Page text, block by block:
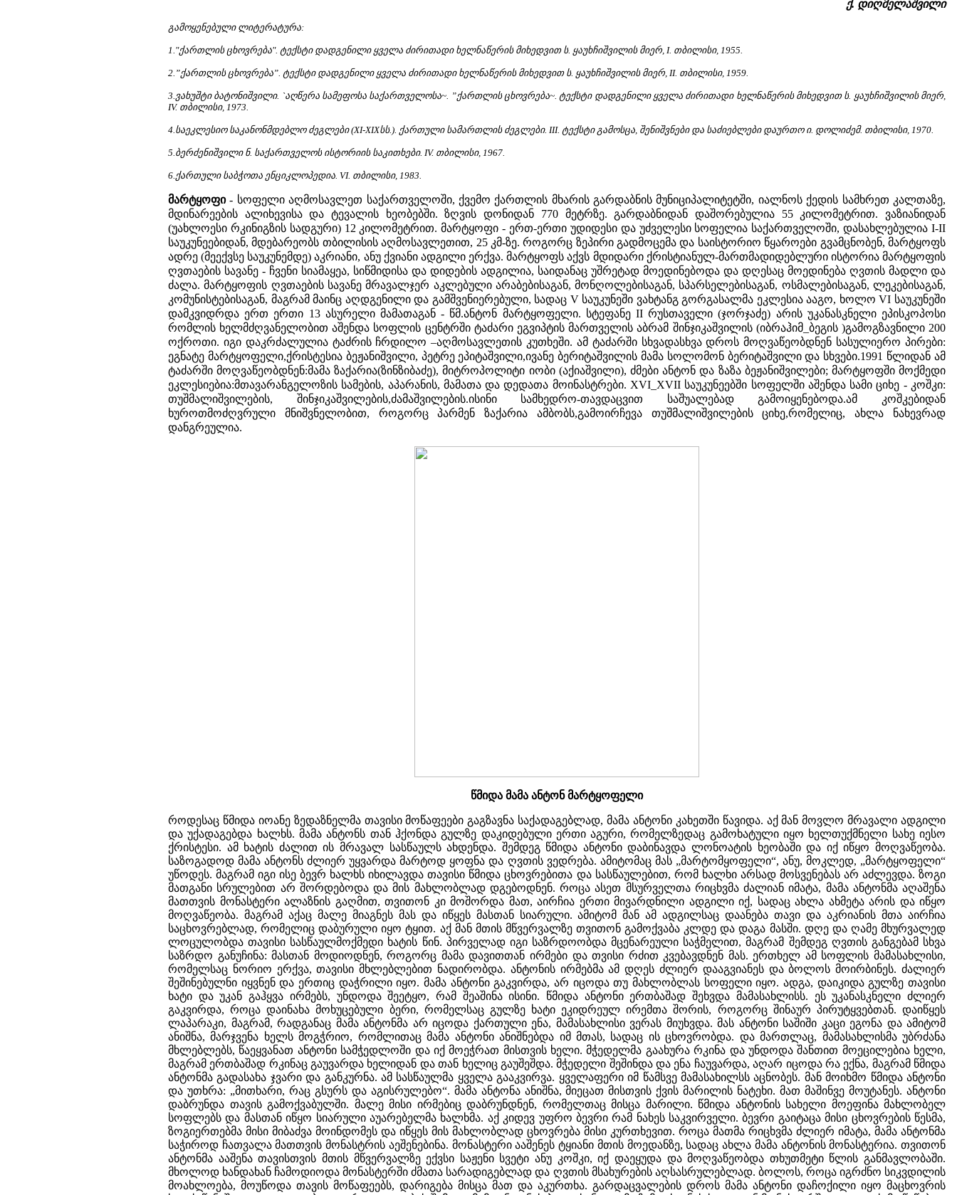
ქ. დიღმელაშვილი
გამოყენებული ლიტერატურა:
1."ქართლის ცხოვრება". ტექსტი დადგენილი ყველა ძირითადი ხელნაწერის მიხედვით ს. ყაუხჩიშვილის მიერ, I. თბილისი, 1955.
2.”ქართლის ცხოვრება”. ტექსტი დადგენილი ყველა ძირითადი ხელნაწერის მიხედვით ს. ყაუხჩიშვილის მიერ, II. თბილისი, 1959.
3.ვახუშტი ბატონიშვილი. `აღწერა სამეფოსა საქართველოსა~. ”ქართლის ცხოვრება~. ტექსტი დადგენილი ყველა ძირითადი ხელნაწერის მიხედვით ს. ყაუხჩიშვილის მიერ,
IV. თბილისი, 1973.
4.საეკლესიო საკანონმდებლო ძეგლები (XI-XIXსს.). ქართული სამართლის ძეგლები. III. ტექსტი გამოსცა, შენიშვნები და საძიებლები დაურთო ი. დოლიძემ. თბილისი, 1970.
5.ბერძენიშვილი ნ. საქართველოს ისტორიის საკითხები. IV. თბილისი, 1967.
6.ქართული საბჭოთა ენციკლოპედია. VI. თბილისი, 1983.
მარტყოფი- სოფელი აღმოსავლეთ საქართველოში, ქვემო ქართლის მხარის გარდაბნის მუნიციპალიტეტში, იალნოს ქედის სამხრეთ კალთაზე,
მდინარეების ალიხევისა და ტევალის ხეობებში. ზღვის დონიდან 770 მეტრზე. გარდაბნიდან დაშორებულია 55 კილომეტრით. ვაზიანიდან
(უახლოესი რკინიგზის სადგური) 12 კილომეტრით. მარტყოფი - ერთ-ერთი უდიდესი და უძველესი სოფელია საქართველოში, დასახლებულია I-II
საუკუნეებიდან, მდებარეობს თბილისის აღმოსავლეთით, 25 კმ-ზე. როგორც ზეპირი გადმოცემა და საისტორიო წყაროები გვამცნობენ, მარტყოფს
ადრე (მეექვსე საუკუნემდე) აკრიანი, ანუ ქვიანი ადგილი ერქვა. მარტყოფს აქვს მდიდარი ქრისტიანულ-მართმადიდებლური ისტორია მარტყოფის
ღვთაების სავანე - ჩვენი სიამაყეა, სიწმიდისა და დიდების ადგილია, საიდანაც უშრეტად მოედინებოდა და დღესაც მოედინება ღვთის მადლი და
ძალა. მარტყოფის ღვთაების სავანე მრავალჯერ აკლებული არაბებისაგან, მონღოლებისაგან, სპარსელებისაგან, ოსმალებისაგან, ლეკებისაგან,
კომუნისტებისაგან, მაგრამ მაინც აღდგენილი და გამშვენიერებული, სადაც V საუკუნეში ვახტანგ გორგასალმა ეკლესია ააგო, ხოლო VI საუკუნეში
დამკვიდრდა ერთ ერთი 13 ასურელი მამათაგან - წმ.ანტონ მარტყოფელი. სტეფანე II რუსთაველი (ჯორჯაძე) არის უკანასკნელი ეპისკოპოსი
რომლის ხელმძღვანელობით აშენდა სოფლის ცენტრში ტაძარი ეგვიპტის მართველის აბრამ შინჯიკაშვილის (იბრაჰიმ_ბეგის )გამოგზავნილი 200
ოქროთი. იგი დაკრძალულია ტაძრის ჩრდილო –აღმოსავლეთის კუთხეში. ამ ტაძარში სხვადასხვა დროს მოღვაწეობდნენ სასულიერო პირები:
ეგნატე მარტყოფელი,ქრისტესია ბეჟანიშვილი, პეტრე ეპიტაშვილი,ივანე ბერიტაშვილის მამა სოლომონ ბერიტაშვილი და სხვები.1991 წლიდან ამ
ტაძარში მოღვაწეობდნენ:მამა ზაქარია(ზინზიბაძე), მიტროპოლიტი იობი (აქიაშვილი), ძმები ანტონ და ზაზა ბეჟანიშვილები; მარტყოფში მოქმედი
ეკლესიებია:მთავარანგელოზის სამების, აპარანის, მამათა და დედათა მოინასტრები. XVI_XVII საუკუნეებში სოფელში აშენდა სამი ციხე - კოშკი:
თუშმალიშვილების, შინჯიკაშვილების,ძამაშვილების.ისინი სამხედრო-თავდაცვით საშუალებად გამოიყენებოდა.ამ კოშკებიდან
ხუროთმოძღვრული მნიშვნელობით, როგორც პარმენ ზაქარია ამბობს,გამოირჩევა თუშმალიშვილების ციხე,რომელიც, ახლა ნახევრად
დანგრეულია.
წმიდა მამა ანტონ მარტყოფელი
როდესაც წმიდა იოანე ზედაზნელმა თავისი მოწაფეები გაგზავნა საქადაგებლად, მამა ანტონი კახეთში წავიდა. აქ მან მოვლო მრავალი ადგილი
და უქადაგებდა ხალხს. მამა ანტონს თან ჰქონდა გულზე დაკიდებული ერთი აგური, რომელზედაც გამოხატული იყო ხელთუქმნელი სახე იესო
ქრისტესი. ამ ხატის ძალით ის მრავალ სასწაულს ახდენდა. შემდეგ წმიდა ანტონი დაბინავდა ლონოატის ხეობაში და იქ იწყო მოღვაწეობა.
საზოგადოდ მამა ანტონს ძლიერ უყვარდა მარტოდ ყოფნა და ღვთის ვედრება. ამიტომაც მას „მარტომყოფელი“, ანუ, მოკლედ, „მარტყოფელი“
უწოდეს. მაგრამ იგი ისე ბევრ ხალხს იხილავდა თავისი წმიდა ცხოვრებითა და სასწაულებით, რომ ხალხი არსად მოსვენებას არ აძლევდა. ზოგი
მათგანი სრულებით არ შორდებოდა და მის მახლობლად დგებოდნენ. როცა ასეთ მსურველთა რიცხვმა ძალიან იმატა, მამა ანტონმა აღაშენა
მათთვის მონასტერი ალაზნის გაღმით, თვითონ კი მოშორდა მათ, აირჩია ერთი მივარდნილი ადგილი იქ, სადაც ახლა ახმეტა არის და იწყო
მოღვაწეობა. მაგრამ აქაც მალე მიაგნეს მას და იწყეს მასთან სიარული. ამიტომ მან ამ ადგილსაც დაანება თავი და აკრიანის მთა აირჩია
საცხოვრებლად, რომელიც დაბურული იყო ტყით. აქ მან მთის მწვერვალზე თვითონ გამოქვაბა კლდე და დაგა მასში. დღე და ღამე მხურვალედ
ლოცულობდა თავისი სასწაულმოქმედი ხატის წინ. პირველად იგი საზრდოობდა მცენარეული საჭმელით, მაგრამ შემდეგ ღვთის განგებამ სხვა
საზრდო განუჩინა: მასთან მოდიოდნენ, როგორც მამა დავითთან ირმები და თვისი რძით კვებავდნენ მას. ერთხელ ამ სოფლის მამასახლისი,
რომელსაც ნორიო ერქვა, თავისი მხლებლებით ნადირობდა. ანტონის ირმებმა ამ დღეს ძლიერ დააგვიანეს და ბოლოს მოირბინეს. ძალიერ
შეშინებულნი იყვნენ და ერთიც დაჭრილი იყო. მამა ანტონი გაკვირდა, არ იცოდა თუ მახლობლას სოფელი იყო. ადგა, დაიკიდა გულზე თავისი
ხატი და უკან გაჰყვა ირმებს, უნდოდა შეეტყო, რამ შეაშინა ისინი. წმიდა ანტონი ერთბაშად შეხვდა მამასახლისს. ეს უკანასკნელი ძლიერ
გაკვირდა, როცა დაინახა მოხუცებული ბერი, რომელსაც გულზე ხატი ეკიდრეულ ირემთა შორის, როგორც შინაურ პირუტყვებთან. დაიწყეს
ლაპარაკი, მაგრამ, რადგანაც მამა ანტონმა არ იცოდა ქართული ენა, მამასახლისი ვერას მიუხვდა. მას ანტონი საშიში კაცი ეგონა და ამიტომ
ანიშნა, მარჯვენა ხელს მოგჭრიო, რომლითაც მამა ანტონი ანიშნებდა იმ მთას, სადაც ის ცხოვრობდა. და მართლაც, მამასახლისმა უბრძანა
მხლებლებს, წაეყვანათ ანტონი სამჭედლოში და იქ მოეჭრათ მისთვის ხელი. მჭედელმა გაახურა რკინა და უნდოდა შანთით მოეცილებია ხელი,
მაგრამ ერთბაშად რკინაც გაუვარდა ხელიდან და თან ხელიც გაუშეშდა. მჭედელი შეშინდა და ენა ჩაუვარდა, აღარ იცოდა რა ექნა, მაგრამ წმიდა
ანტონმა გადასახა ჯვარი და განკურნა. ამ სასწაულმა ყველა გააკვირვა. ყველაფერი იმ წამსვე მამასახილსს აცნობეს. მან მოიხმო წმიდა ანტონი
და უთხრა: „მითხარი, რაც გსურს და აგისრულებო“. მამა ანტონა ანიშნა, მიეცათ მისთვის ქვის მარილის ნატეხი. მათ მაშინვე მოუტანეს. ანტონი
დაბრუნდა თავის გამოქვაბულში. მალე მისი ირმებიც დაბრუნდნენ, რომელთაც მისცა მარილი. წმიდა ანტონის სახელი მოეფინა მახლობელ
სოფლებს და მასთან იწყო სიარული აუარებელმა ხალხმა. აქ კიდევ უფრო ბევრი რამ ნახეს საკვირველი. ბევრი გაიტაცა მისი ცხოვრების წესმა,
ზოგიერთებმა მისი მიბაძვა მოინდომეს და იწყეს მის მახლობლად ცხოვრება მისი კურთხევით. როცა მათმა რიცხვმა ძლიერ იმატა, მამა ანტონმა
საჭიროდ ჩათვალა მათთვის მონასტრის აეშენებინა. მონასტერი ააშენეს ტყიანი მთის მოედანზე, სადაც ახლა მამა ანტონის მონასტერია. თვითონ
ანტონმა ააშენა თავისთვის მთის მწვერვალზე ექვსი საჟენი სვეტი ანუ კოშკი, იქ დაეყუდა და მოღვაწეობდა თხუთმეტი წლის განმავლობაში.
მხოლოდ ხანდახან ჩამოდიოდა მონასტერში ძმათა სარადიგებლად და ღვთის მსახურების აღსასრულებლად. ბოლოს, როცა იგრძნო სიკვდილის
მოახლოება, მოუწოდა თავის მოწაფეებს, დარიგება მისცა მათ და აკურთხა. გარდაცვალების დროს მამა ანტონი დაჩოქილი იყო მაცხოვრის